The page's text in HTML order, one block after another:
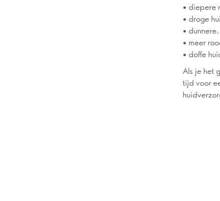
• diepere
• droge
•
• meer
• doffe
Als je het
tijd voor